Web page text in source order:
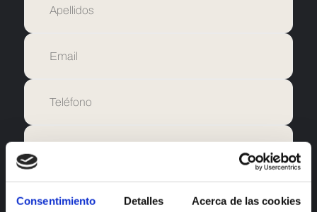
Consentimiento Detalles Acerca de las cookies